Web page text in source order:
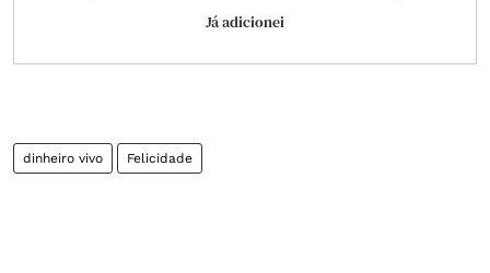
Já adicionei
dinheiro vivo Felicidade